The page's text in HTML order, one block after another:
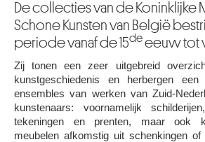
De collecties van de Koninklijke
Schone Kunsten van België
periode vanaf de 15deeeuw tot
Zij tonen een zeer uitgebreid
kunstgeschiedenis en herbergen een
ensembles van werken van Zuid-
kunstenaars: voornamelijk
tekeningen en prenten, maar ook
meubelen afkomstig uit schenkingen